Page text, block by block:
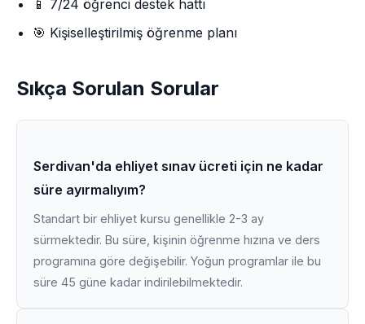
📱 7/24 öğrenci destek hattı
🎯 Kişiselleştirilmiş öğrenme planı
Sıkça Sorulan Sorular
Serdivan'da ehliyet sınav ücreti için ne kadar
süre ayırmalıyım?
Standart bir ehliyet kursu genellikle 2-3 ay
sürmektedir. Bu süre, kişinin öğrenme hızına ve ders
programına göre değişebilir. Yoğun programlar ile bu
süre 45 güne kadar indirilebilmektedir.